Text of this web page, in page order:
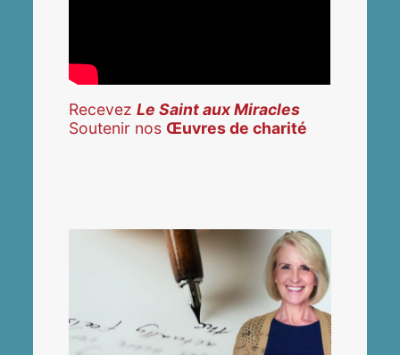
RecevezLe Saint aux Miracles
Soutenir nos Œuvres de charité